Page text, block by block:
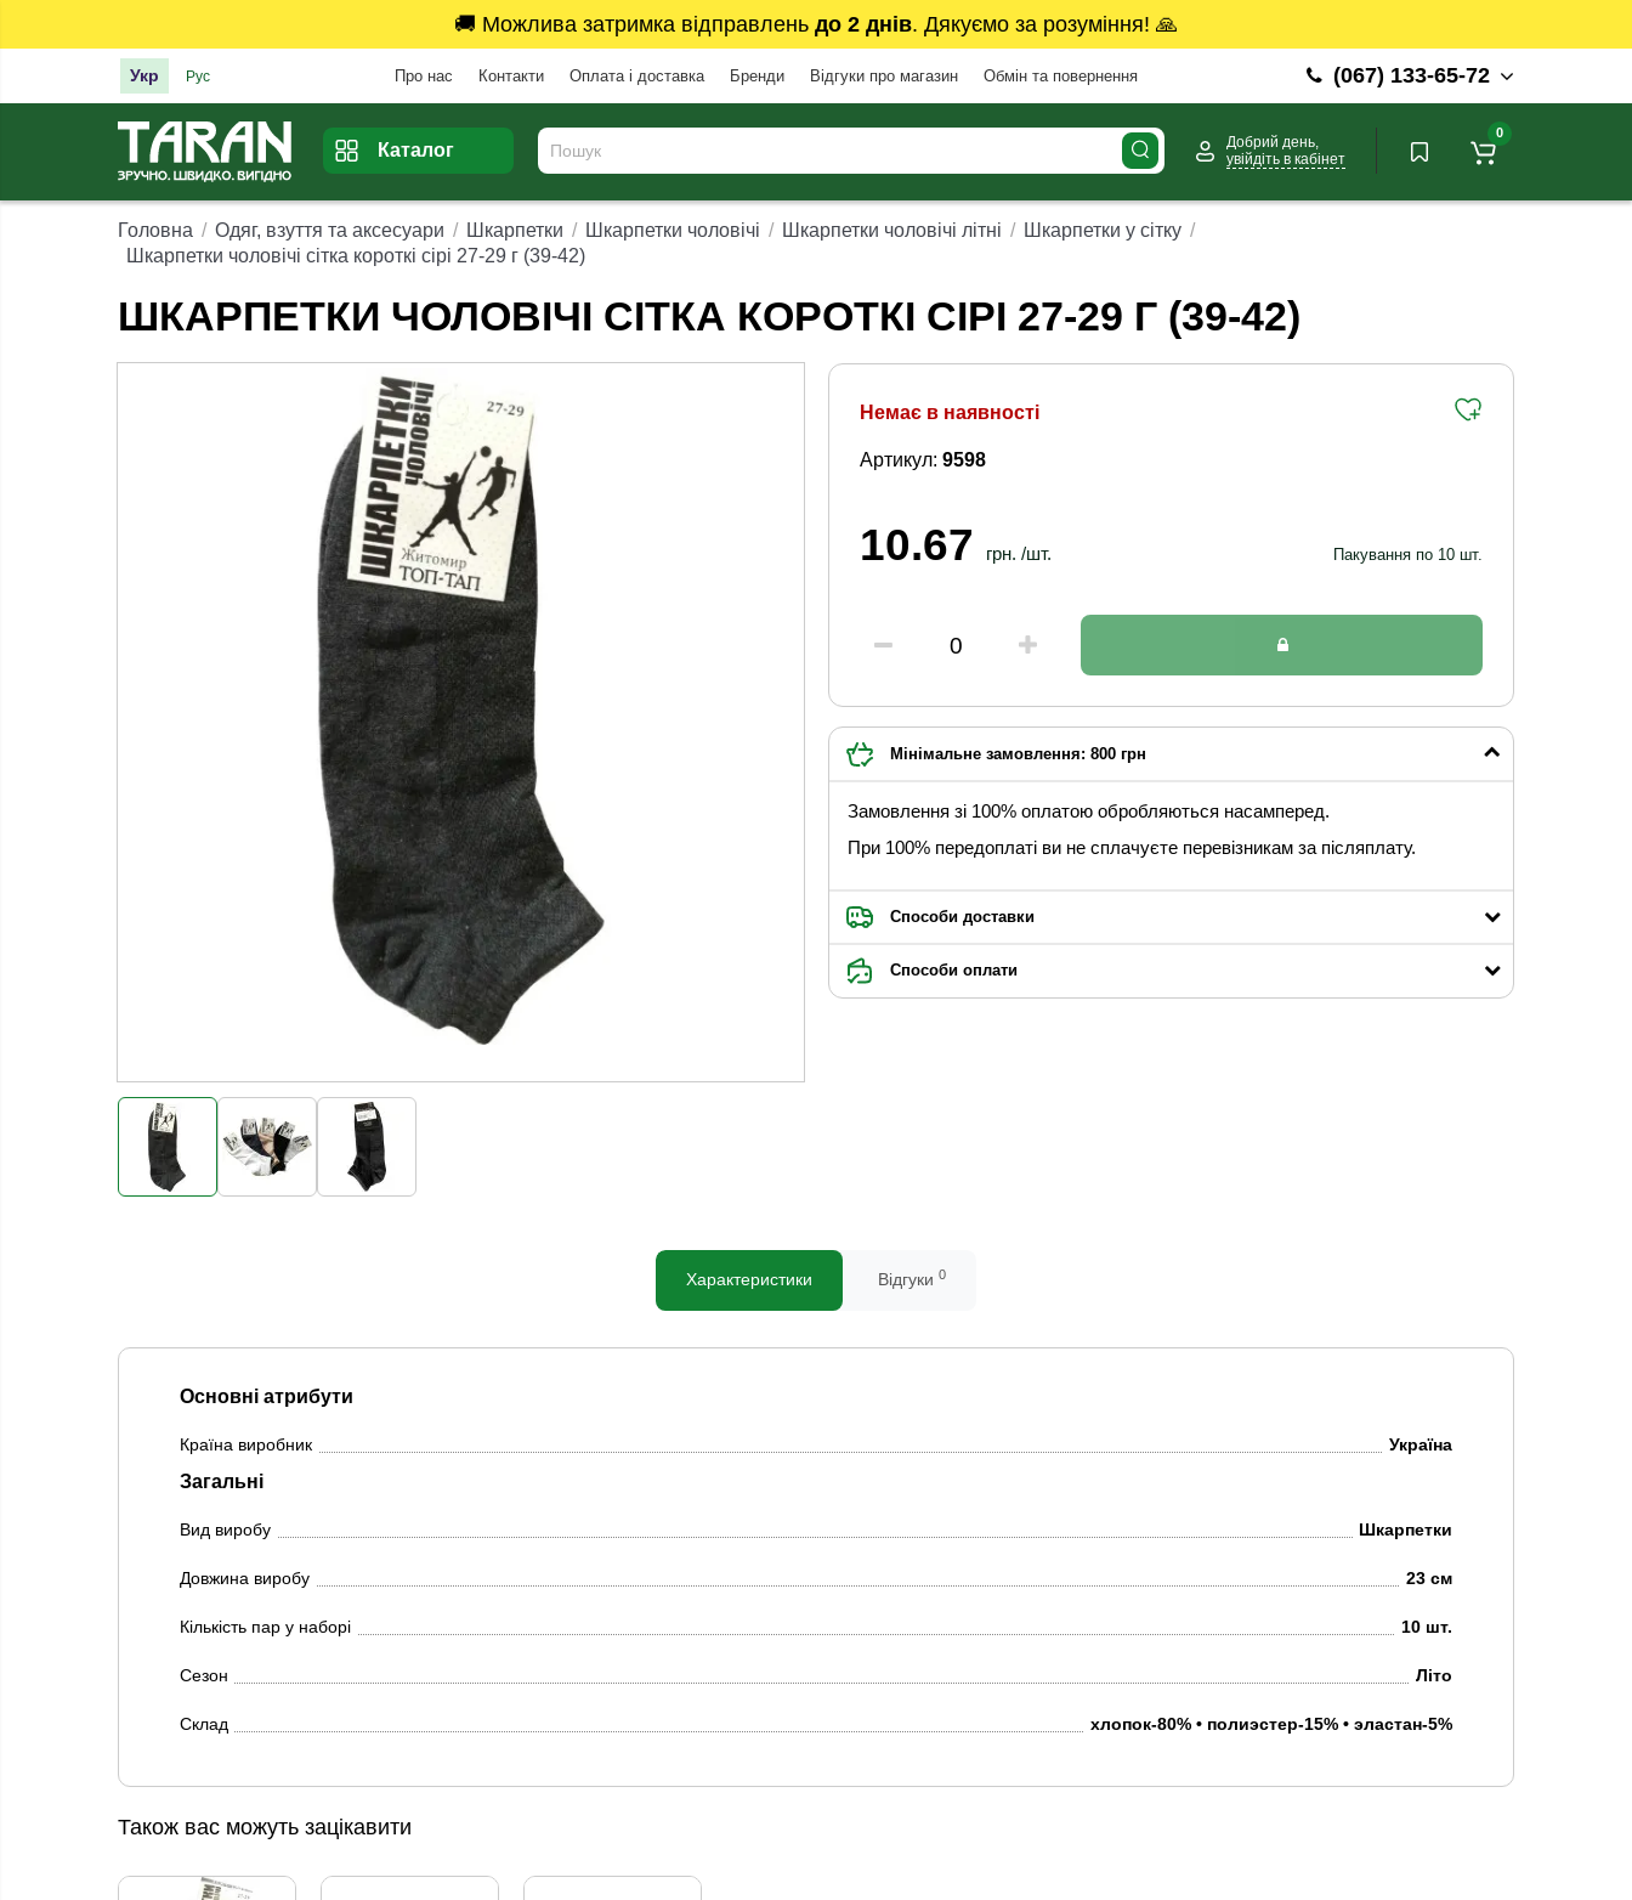
🚚 Можлива затримка відправлень до 2 днів. Дякуємо за розуміння! 🙏
Укр Рус Про нас Контакти Оплата і доставка Бренди Відгуки про магазин Обмін та повернення (067) 133-65-72
Каталог
Добрий день,
увійдіть в кабінет
0
Головна Одяг, взуття та аксесуари Шкарпетки Шкарпетки чоловічі Шкарпетки чоловічі літні
Шкарпетки у сітку
Шкарпетки чоловічі сітка короткі сірі 27-29 г (39-42)
ШКАРПЕТКИ ЧОЛОВІЧІ СІТКА КОРОТКІ СІРІ 27-29 Г (39-42)
Немає в наявності
Артикул: 9598
10.67 грн. /шт. Пакування по 10 шт.
Мінімальне замовлення: 800 грн
Замовлення зі 100% оплатою обробляються насамперед.
При 100% передоплаті ви не сплачуєте перевізникам за післяплату.
Способи доставки
Способи оплати
Характеристики Відгуки 0
Основні атрибути
Країна виробник Україна
Загальні
Вид виробу Шкарпетки
Довжина виробу 23 см
Кількість пар у наборі 10 шт.
Сезон Літо
Склад хлопок-80% • полиэстер-15% • эластан-5%
Також вас можуть зацікавити